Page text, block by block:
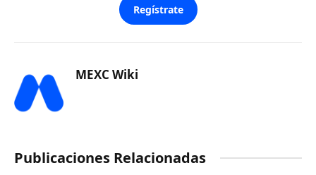
Regístrate
MEXC Wiki
Publicaciones Relacionadas